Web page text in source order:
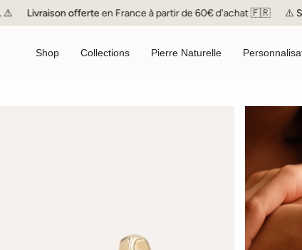
Passer
au
offerteen France à partir de 60€ d'achat 🇫🇷 ⚠️SAV en
Shop Collections Pierre Naturelle